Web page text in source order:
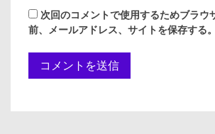
次回のコメントで使用するためブラウ
前、メールアドレス、サイトを保存する。